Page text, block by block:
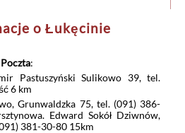
o Łukęcinie
Poczta:
Pastuszyński Sulikowo 39, tel.
6 km
Grunwaldzka 75, tel. (091) 386-
Edward Sokół Dziwnów,
381-30-80 15km